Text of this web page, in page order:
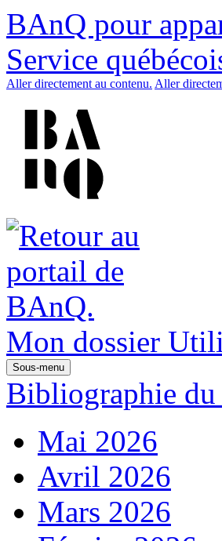
BAnQ pour
Service
Aller directement au contenu. Aller
Mon dossier
Sous-menu
Bibliographie du
Mai 2026
Avril 2026
Mars 2026